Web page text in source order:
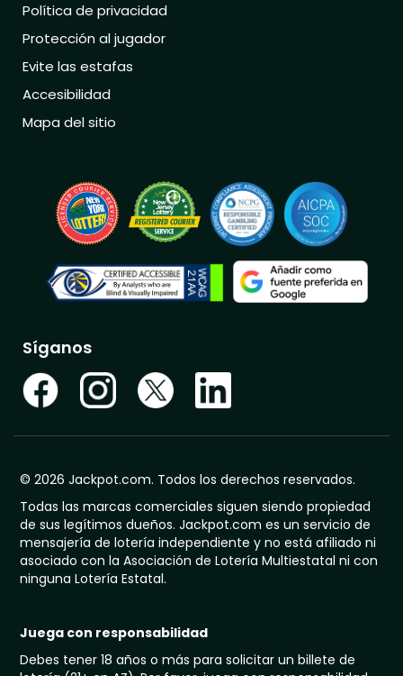
Política de privacidad
Protección al jugador
Evite las estafas
Accesibilidad
Mapa del sitio
Síganos
© 2026 Jackpot.com. Todos los derechos reservados.
Todas las marcas comerciales siguen siendo propiedad
de sus legítimos dueños. Jackpot.com es un servicio de
mensajería de lotería independiente y no está afiliado ni
asociado con la Asociación de Lotería Multiestatal ni con
ninguna Lotería Estatal.
Juega con responsabilidad
Debes tener 18 años o más para solicitar un billete de